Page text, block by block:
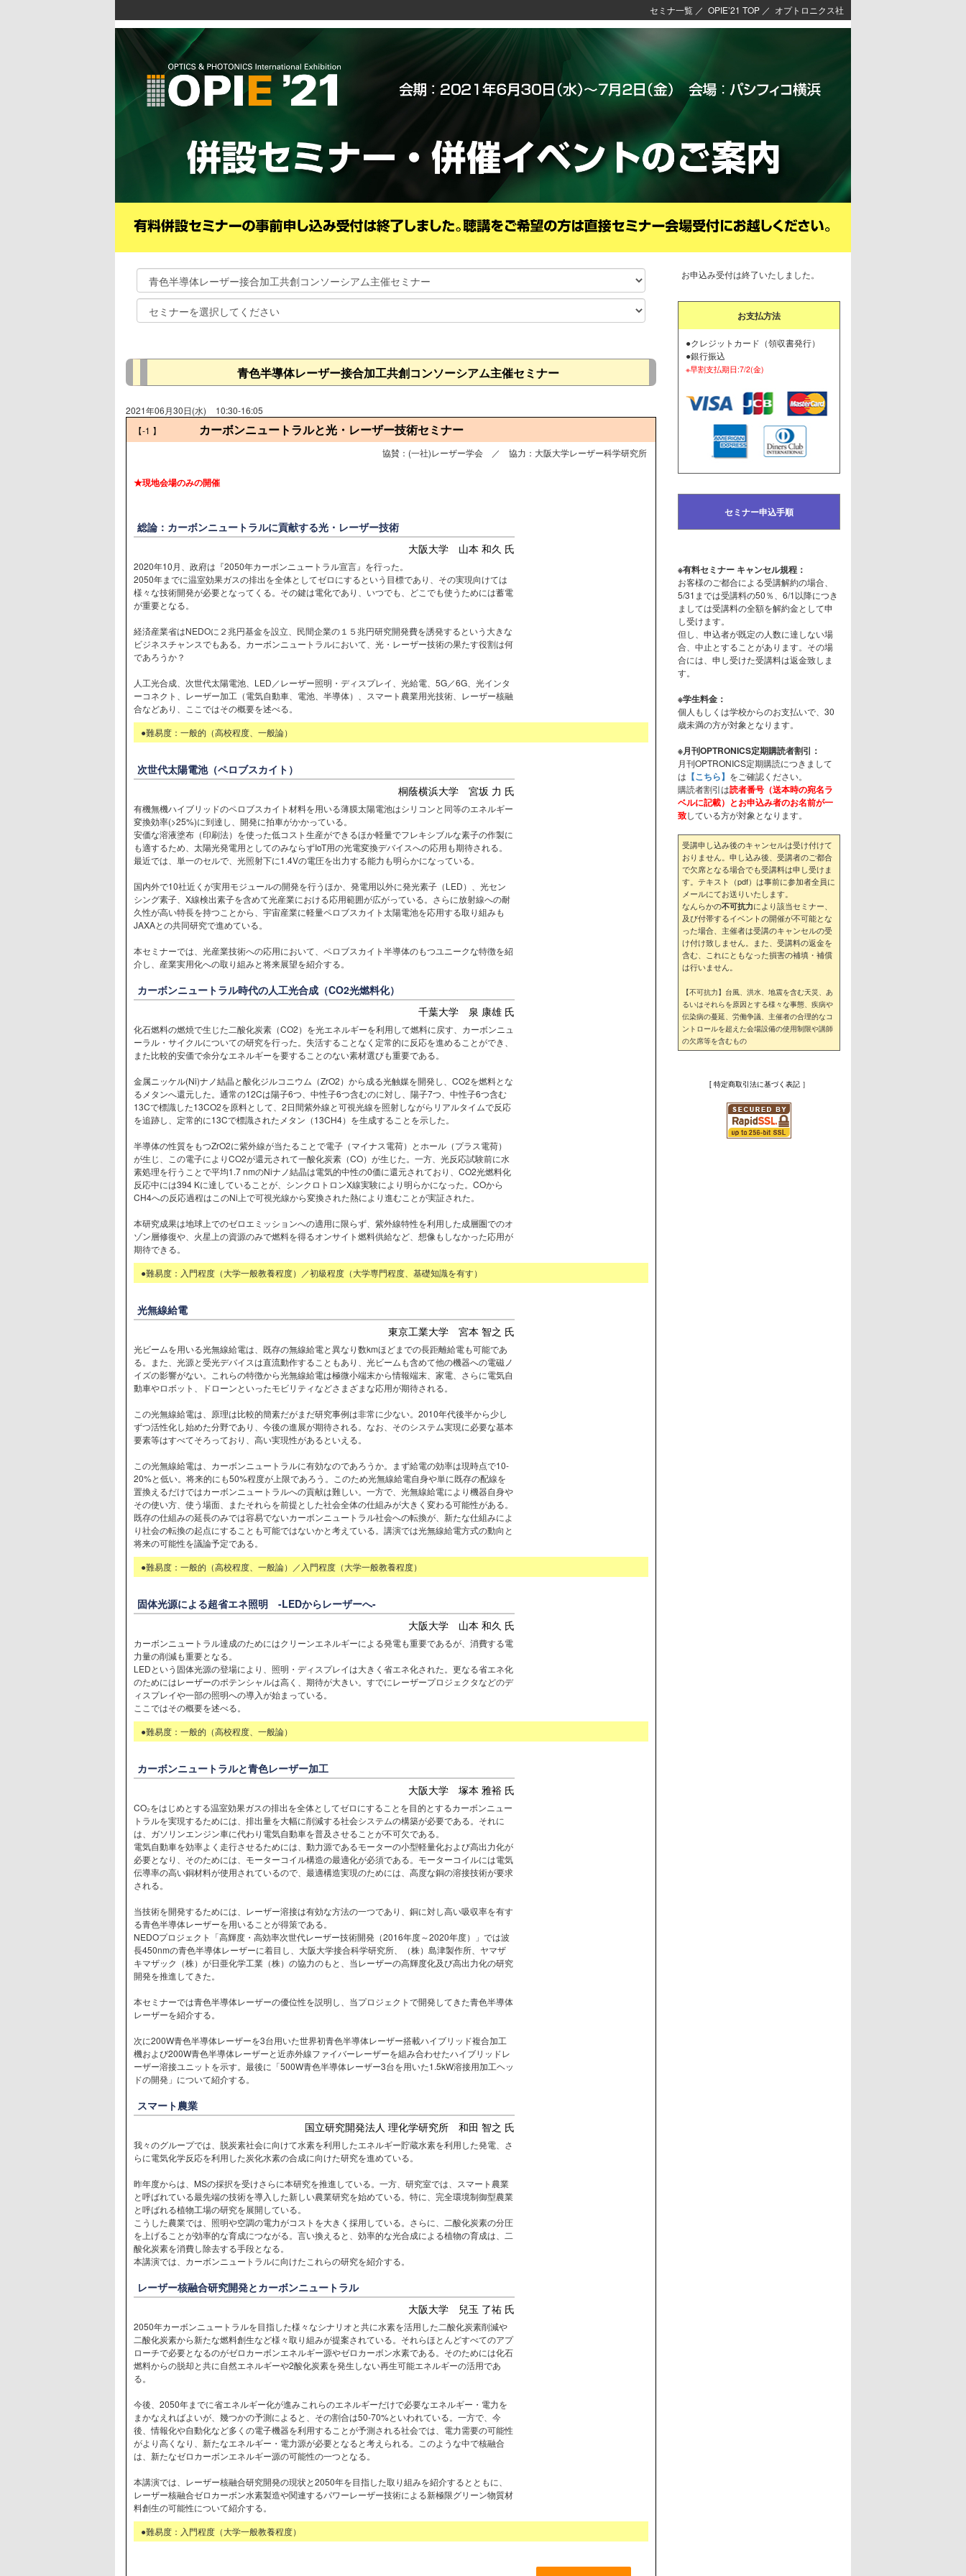
セミナ一覧 ／ OPIE’21 TOP ／ オプトロニクス社
青色半導体レーザー接合加工共創コンソーシアム主催セミナー
2021年06月30日(水)
10:30-16:05
【-1 】 カーボンニュートラルと光・レーザー技術セミナー
協賛：(一社)レーザー学会 ／ 協力：大阪大学レーザー科学研究所
★現地会場のみの開催
総論：カーボンニュートラルに貢献する光・レーザー技術
大阪大学 山本 和久 氏
2020年10月、政府は『2050年カーボンニュートラル宣言』を行った。
2050年までに温室効果ガスの排出を全体としてゼロにするという目標であり、その実現向けては
様々な技術開発が必要となってくる。その鍵は電化であり、いつでも、どこでも使うためには蓄電
が重要となる。
経済産業省はNEDOに２兆円基金を設立、民間企業の１５兆円研究開発費を誘発するという大きな
ビジネスチャンスでもある。カーボンニュートラルにおいて、光・レーザー技術の果たす役割は何
であろうか？
人工光合成、次世代太陽電池、LED／レーザー照明・ディスプレイ、光給電、5G／6G、光インタ
ーコネクト、レーザー加工（電気自動車、電池、半導体）、スマート農業用光技術、レーザー核融
合などあり、ここではその概要を述べる。
●難易度：一般的（高校程度、一般論）
次世代太陽電池（ペロブスカイト）
桐蔭横浜大学 宮坂 力 氏
有機無機ハイブリッドのペロブスカイト材料を用いる薄膜太陽電池はシリコンと同等のエネルギー
変換効率(>25%)に到達し、開発に拍車がかかっている。
安価な溶液塗布（印刷法）を使った低コスト生産ができるほか軽量でフレキシブルな素子の作製に
も適するため、太陽光発電用としてのみならずIoT用の光電変換デバイスへの応用も期待される。
最近では、単一のセルで、光照射下に1.4Vの電圧を出力する能力も明らかになっている。
国内外で10社近くが実用モジュールの開発を行うほか、発電用以外に発光素子（LED）、光セン
シング素子、X線検出素子を含めて光産業における応用範囲が広がっている。さらに放射線への耐
久性が高い特長を持つことから、宇宙産業に軽量ペロブスカイト太陽電池を応用する取り組みも
JAXAとの共同研究で進めている。
本セミナーでは、光産業技術への応用において、ペロブスカイト半導体のもつユニークな特徴を紹
介し、産業実用化への取り組みと将来展望を紹介する。
カーボンニュートラル時代の人工光合成（CO2光燃料化）
千葉大学 泉 康雄 氏
化石燃料の燃焼で生じた二酸化炭素（CO2）を光エネルギーを利用して燃料に戻す、カーボンニュ
ーラル・サイクルについての研究を行った。失活することなく定常的に反応を進めることができ、
また比較的安価で余分なエネルギーを要することのない素材選びも重要である。
金属ニッケル(Ni)ナノ結晶と酸化ジルコニウム（ZrO2）から成る光触媒を開発し、CO2を燃料とな
るメタンへ還元した。通常の12Cは陽子6つ、中性子6つ含むのに対し、陽子7つ、中性子6つ含む
13Cで標識した13CO2を原料として、2日間紫外線と可視光線を照射しながらリアルタイムで反応
を追跡し、定常的に13Cで標識されたメタン（13CH4）を生成することを示した。
半導体の性質をもつZrO2に紫外線が当たることで電子（マイナス電荷）とホール（プラス電荷）
が生じ、この電子によりCO2が還元されて一酸化炭素（CO）が生じた。一方、光反応試験前に水
素処理を行うことで平均1.7 nmのNiナノ結晶は電気的中性の0価に還元されており、CO2光燃料化
反応中には394 Kに達していることが、シンクロトロンX線実験により明らかになった。COから
CH4への反応過程はこのNi上で可視光線から変換された熱により進むことが実証された。
本研究成果は地球上でのゼロエミッションへの適用に限らず、紫外線特性を利用した成層圏でのオ
ゾン層修復や、火星上の資源のみで燃料を得るオンサイト燃料供給など、想像もしなかった応用が
期待できる。
●難易度：入門程度（大学一般教養程度）／初級程度（大学専門程度、基礎知識を有す）
光無線給電
東京工業大学 宮本 智之 氏
光ビームを用いる光無線給電は、既存の無線給電と異なり数kmほどまでの長距離給電も可能であ
る。また、光源と受光デバイスは直流動作することもあり、光ビームも含めて他の機器への電磁ノ
イズの影響がない。これらの特徴から光無線給電は極微小端末から情報端末、家電、さらに電気自
動車やロボット、ドローンといったモビリティなどさまざまな応用が期待される。
この光無線給電は、原理は比較的簡素だがまだ研究事例は非常に少ない。2010年代後半から少し
ずつ活性化し始めた分野であり、今後の進展が期待される。なお、そのシステム実現に必要な基本
要素等はすべてそろっており、高い実現性があるといえる。
この光無線給電は、カーボンニュートラルに有効なのであろうか。まず給電の効率は現時点で10-
20%と低い。将来的にも50%程度が上限であろう。このため光無線給電自身や単に既存の配線を
置換えるだけではカーボンニュートラルへの貢献は難しい。一方で、光無線給電により機器自身や
その使い方、使う場面、またそれらを前提とした社会全体の仕組みが大きく変わる可能性がある。
既存の仕組みの延長のみでは容易でないカーボンニュートラル社会への転換が、新たな仕組みによ
り社会の転換の起点にすることも可能ではないかと考えている。講演では光無線給電方式の動向と
将来の可能性を議論予定である。
●難易度：一般的（高校程度、一般論）／入門程度（大学一般教養程度）
固体光源による超省エネ照明 -LEDからレーザーへ-
大阪大学 山本 和久 氏
カーボンニュートラル達成のためにはクリーンエネルギーによる発電も重要であるが、消費する電
力量の削減も重要となる。
LEDという固体光源の登場により、照明・ディスプレイは大きく省エネ化された。更なる省エネ化
のためにはレーザーのポテンシャルは高く、期待が大きい。すでにレーザープロジェクタなどのデ
ィスプレイや一部の照明への導入が始まっている。
ここではその概要を述べる。
●難易度：一般的（高校程度、一般論）
カーボンニュートラルと青色レーザー加工
大阪大学 塚本 雅裕 氏
CO₂をはじめとする温室効果ガスの排出を全体としてゼロにすることを目的とするカーボンニュー
トラルを実現するためには、排出量を大幅に削減する社会システムの構築が必要である。それに
は、ガソリンエンジン車に代わり電気自動車を普及させることが不可欠である。
電気自動車を効率よく走行させるためには、動力源であるモーターの小型軽量化および高出力化が
必要となり、そのためには、モーターコイル構造の最適化が必須である。モーターコイルには電気
伝導率の高い銅材料が使用されているので、最適構造実現のためには、高度な銅の溶接技術が要求
される。
当技術を開発するためには、レーザー溶接は有効な方法の一つであり、銅に対し高い吸収率を有す
る青色半導体レーザーを用いることが得策である。
NEDOプロジェクト「高輝度・高効率次世代レーザー技術開発（2016年度～2020年度）」では波
長450nmの青色半導体レーザーに着目し、大阪大学接合科学研究所、（株）島津製作所、ヤマザ
キマザック（株）が日亜化学工業（株）の協力のもと、当レーザーの高輝度化及び高出力化の研究
開発を推進してきた。
本セミナーでは青色半導体レーザーの優位性を説明し、当プロジェクトで開発してきた青色半導体
レーザーを紹介する。
次に200W青色半導体レーザーを3台用いた世界初青色半導体レーザー搭載ハイブリッド複合加工
機および200W青色半導体レーザーと近赤外線ファイバーレーザーを組み合わせたハイブリッドレ
ーザー溶接ユニットを示す。最後に「500W青色半導体レーザー3台を用いた1.5kW溶接用加工ヘッ
ドの開発」について紹介する。
スマート農業
国立研究開発法人 理化学研究所 和田 智之 氏
我々のグループでは、脱炭素社会に向けて水素を利用したエネルギー貯蔵水素を利用した発電、さ
らに電気化学反応を利用した炭化水素の合成に向けた研究を進めている。
昨年度からは、MSの採択を受けさらに本研究を推進している。一方、研究室では、スマート農業
と呼ばれている最先端の技術を導入した新しい農業研究を始めている。特に、完全環境制御型農業
と呼ばれる植物工場の研究を展開している。
こうした農業では、照明や空調の電力がコストを大きく採用している。さらに、二酸化炭素の分圧
を上げることが効率的な育成につながる。言い換えると、効率的な光合成による植物の育成は、二
酸化炭素を消費し除去する手段となる。
本講演では、カーボンニュートラルに向けたこれらの研究を紹介する。
レーザー核融合研究開発とカーボンニュートラル
大阪大学 兒玉 了祐 氏
2050年カーボンニュートラルを目指した様々なシナリオと共に水素を活用した二酸化炭素削減や
二酸化炭素から新たな燃料創生など様々取り組みが提案されている。それらほとんどすべてのアプ
ローチで必要となるのがゼロカーボンエネルギー源やゼロカーボン水素である。そのためには化石
燃料からの脱却と共に自然エネルギーや2酸化炭素を発生しない再生可能エネルギーの活用であ
る。
今後、2050年までに省エネルギー化が進みこれらのエネルギーだけで必要なエネルギー・電力を
まかなえればよいが、幾つかの予測によると、その割合は50-70%といわれている。一方で、今
後、情報化や自動化など多くの電子機器を利用することが予測される社会では、電力需要の可能性
がより高くなり、新たなエネルギー・電力源が必要となると考えられる。このような中で核融合
は、新たなゼロカーボンエネルギー源の可能性の一つとなる。
本講演では、レーザー核融合研究開発の現状と2050年を目指した取り組みを紹介するとともに、
レーザー核融合ゼロカーボン水素製造や関連するパワーレーザー技術による新極限グリーン物質材
料創生の可能性について紹介する。
●難易度：入門程度（大学一般教養程度）
お申込み受付は終了いたしました。
お支払方法
●クレジットカード（領収書発行）
●銀行振込
※早割支払期日:7/2(金)
セミナー申込手順
※有料セミナー キャンセル規程：
お客様のご都合による受講解約の場合、
5/31までは受講料の50％、6/1以降につき
ましては受講料の全額を解約金として申
し受けます。
但し、申込者が既定の人数に達しない場
合、中止とすることがあります。その場
合には、申し受けた受講料は返金致しま
す。
※学生料金：
個人もしくは学校からのお支払いで、30
歳未満の方が対象となります。
※月刊OPTRONICS定期購読者割引：
月刊OPTRONICS定期購読につきまして
は 【こちら】 をご確認ください。
購読者割引は読者番号（送本時の宛名ラ
ベルに記載）とお申込み者のお名前が一
致している方が対象となります。
受講申し込み後のキャンセルは受け付けて
おりません。申し込み後、受講者のご都合
で欠席となる場合でも受講料は申し受けま
す。テキスト（pdf）は事前に参加者全員に
メールにてお送りいたします。
なんらかの不可抗力により該当セミナー、
及び付帯するイベントの開催が不可能とな
った場合、主催者は受講のキャンセルの受
け付け致しません。また、受講料の返金を
含む、これにともなった損害の補填・補償
は行いません。
【不可抗力】台風、洪水、地震を含む天災、あ
るいはそれらを原因とする様々な事態、疾病や
伝染病の蔓延、労働争議、主催者の合理的なコ
ントロールを超えた会場設備の使用制限や講師
の欠席等を含むもの
[ 特定商取引法に基づく表記 ］